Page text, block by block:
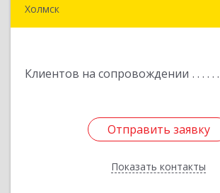
Холмск
Клиентов на сопровождении
Отправить заявку
Показать контакты
Отправить заявку
Назад